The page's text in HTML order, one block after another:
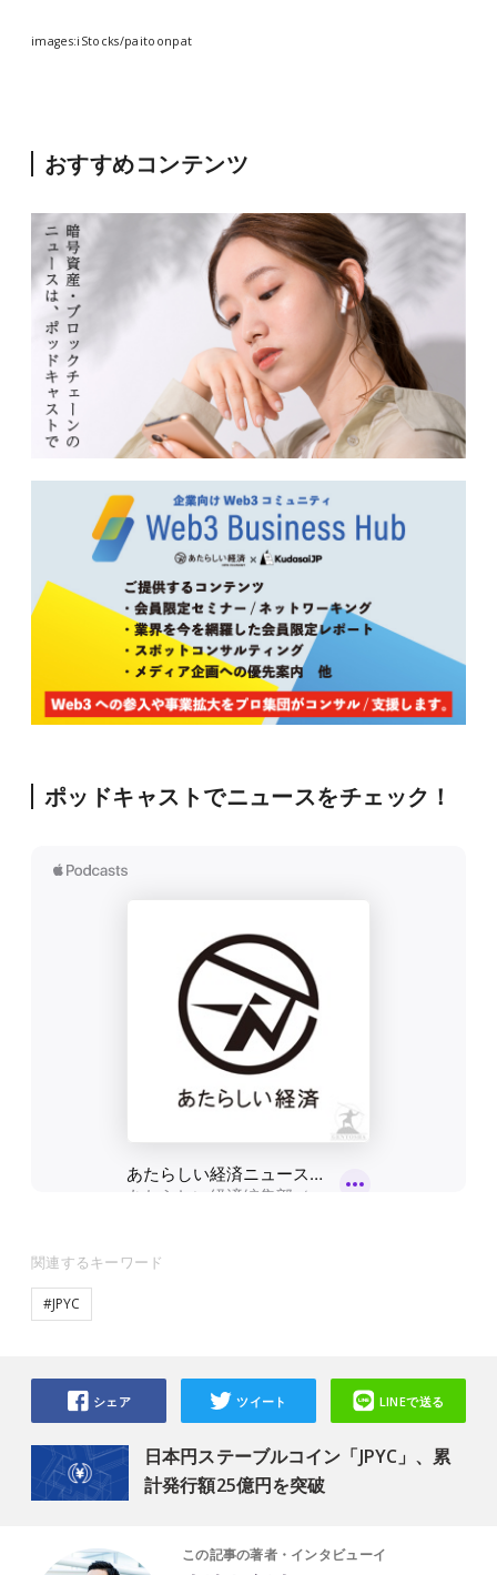
images:iStocks/paitoonpat
おすすめコンテンツ
ポッドキャストでニュースをチェック！
関連するキーワード
#JPYC
日本円ステーブルコイン「JPYC」、累
計発行額25億円を突破
シェア ツイート LINEで送る
この記事の著者・インタビューイ